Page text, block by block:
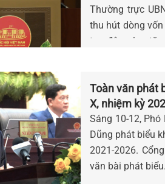
Thường trực
thu hút dòng
tạo động lực
Toàn văn phát
X, nhiệm kỳ
Sáng 10-12,
Dũng phát biểu
2021-2026.
văn bài phát biểu.